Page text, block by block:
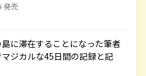
発売
に滞在することになった筆者
ジカルな45日間の記録と記